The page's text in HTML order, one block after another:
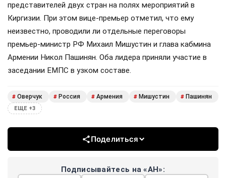
представителей двух стран на полях мероприятий в
Киргизии. При этом вице-премьер отметил, что ему
неизвестно, проводили ли отдельные переговоры
премьер-министр РФ Михаил Мишустин и глава кабмина
Армении Никол Пашинян. Оба лидера приняли участие в
заседании ЕМПС в узком составе.
# Оверчук # Россия # Армения # Мишустин # Пашинян
ЕЩЕ +3
Поделиться
Подписывайтесь на «АН»: